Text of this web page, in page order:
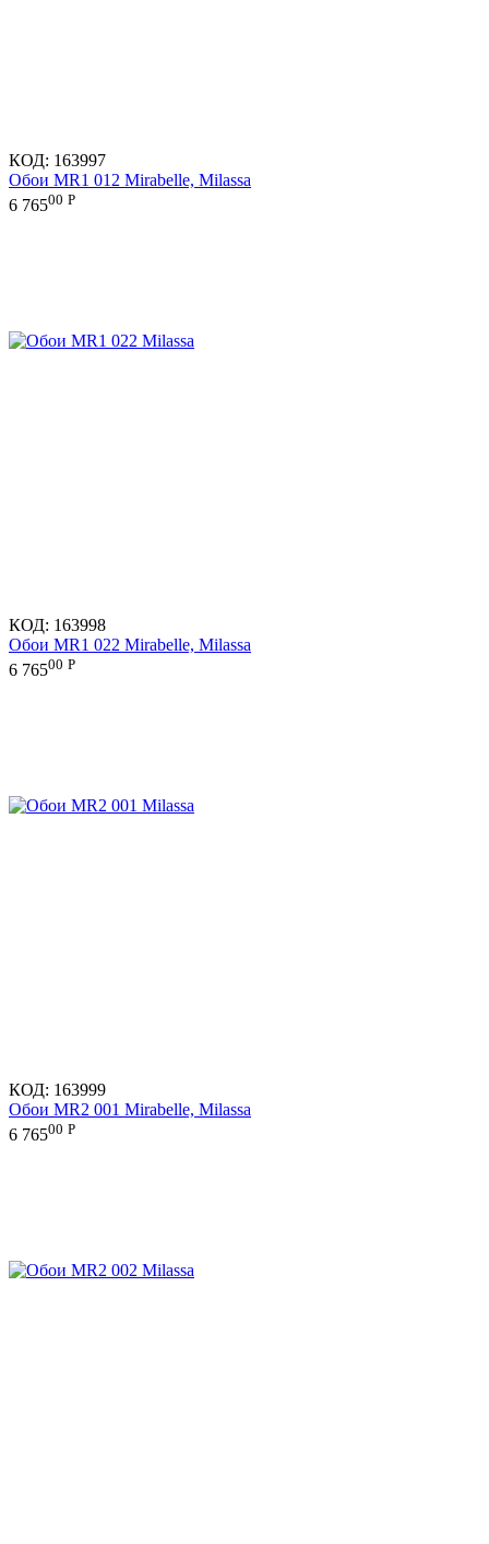
КОД: 163997
Обои MR1 012 Mirabelle, Milassa
6 76500 Р
КОД: 163998
Обои MR1 022 Mirabelle, Milassa
6 76500 Р
КОД: 163999
Обои MR2 001 Mirabelle, Milassa
6 76500 Р